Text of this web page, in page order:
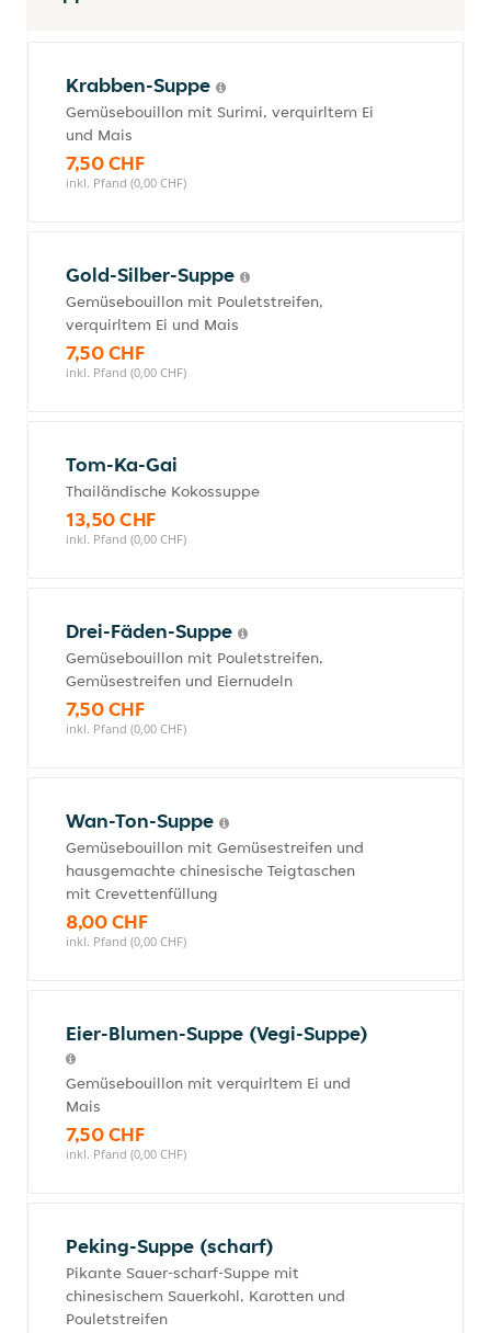
Krabben-Suppe
Gemüsebouillon mit Surimi, verquirltem Ei
und Mais
7,50 CHF
inkl. Pfand (0,00 CHF)
Gold-Silber-Suppe
Gemüsebouillon mit Pouletstreifen,
verquirltem Ei und Mais
7,50 CHF
inkl. Pfand (0,00 CHF)
Tom-Ka-Gai
Thailändische Kokossuppe
13,50 CHF
inkl. Pfand (0,00 CHF)
Drei-Fäden-Suppe
Gemüsebouillon mit Pouletstreifen,
Gemüsestreifen und Eiernudeln
7,50 CHF
inkl. Pfand (0,00 CHF)
Wan-Ton-Suppe
Gemüsebouillon mit Gemüsestreifen und
hausgemachte chinesische Teigtaschen
mit Crevettenfüllung
8,00 CHF
inkl. Pfand (0,00 CHF)
Eier-Blumen-Suppe (Vegi-Suppe)
Gemüsebouillon mit verquirltem Ei und
Mais
7,50 CHF
inkl. Pfand (0,00 CHF)
Peking-Suppe (scharf)
Pikante Sauer-scharf-Suppe mit
chinesischem Sauerkohl, Karotten und
Pouletstreifen